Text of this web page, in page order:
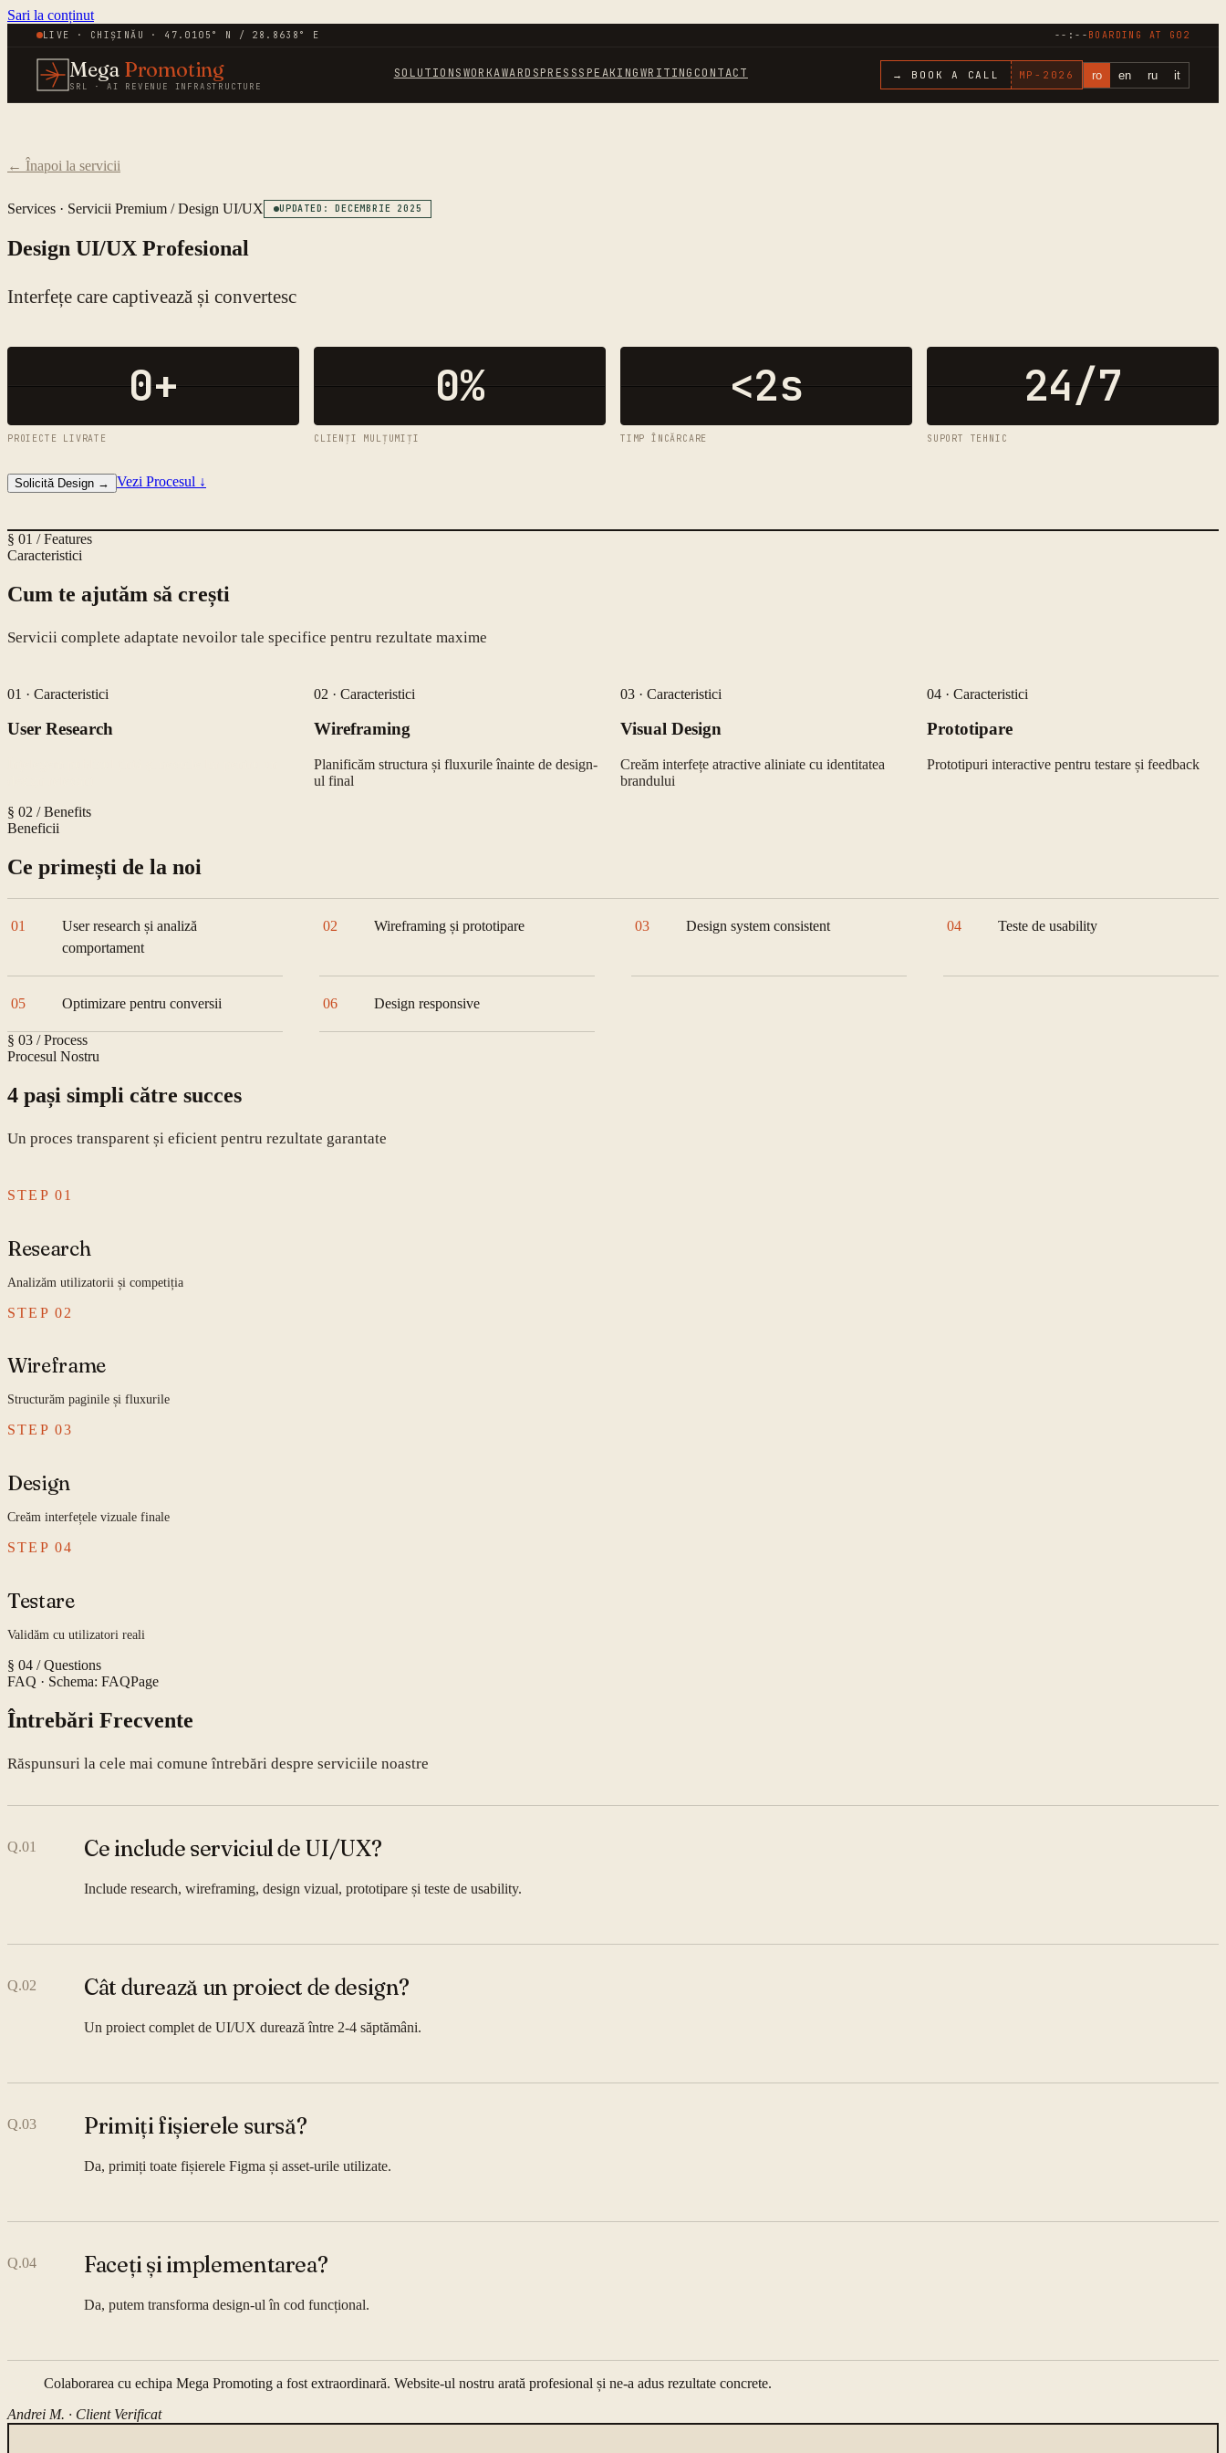
Sari la conținut
LIVE · CHIȘINĂU · 47.0105° N / 28.8638° E --:-- BOARDING AT G02
Mega Promoting
SRL · AI REVENUE INFRASTRUCTURE
SOLUTIONSWORKAWARDSPRESSSPEAKINGWRITING CONTACT → BOOK A CALL MP- 2026 ro en ru it
← Înapoi la servicii
Services · Servicii Premium /Design UI/UX UPDATED: DECEMBRIE 2025
Design UI/UX Profesional
Interfețe care captivează și convertesc
0+
PROIECTE LIVRATE
0%
CLIENȚI MULȚUMIȚI
<2s
TIMP ÎNCĂRCARE
24/7
SUPORT TEHNIC
Solicită Design → Vezi Procesul ↓
§ 01 / Features
Caracteristici
Cum te ajutăm să crești
Servicii complete adaptate nevoilor tale specifice pentru rezultate maxime
01 · Caracteristici
User Research
02 · Caracteristici
Wireframing
Planificăm structura și fluxurile înainte de design-
ul final
03 · Caracteristici
Visual Design
Creăm interfețe atractive aliniate cu identitatea
brandului
04 · Caracteristici
Prototipare
Prototipuri interactive pentru testare și feedback
§ 02 / Benefits
Beneficii
Ce primești de la noi
01
User research și analiză
comportament
02 Wireframing și prototipare 03 Design system consistent 04 Teste de usability
05 Optimizare pentru conversii 06 Design responsive
§ 03 / Process
Procesul Nostru
4 pași simpli către succes
Un proces transparent și eficient pentru rezultate garantate
STEP01
Research
Analizăm utilizatorii și competiția
STEP02
Wireframe
Structurăm paginile și fluxurile
STEP03
Design
Creăm interfețele vizuale finale
STEP04
Testare
Validăm cu utilizatori reali
§ 04 / Questions
FAQ · Schema: FAQPage
Întrebări Frecvente
Răspunsuri la cele mai comune întrebări despre serviciile noastre
Q.01 Ce include serviciul de UI/UX?
Include research, wireframing, design vizual, prototipare și teste de usability.
Q.02 Cât durează un proiect de design?
Un proiect complet de UI/UX durează între 2-4 săptămâni.
Q.03 Primiți fișierele sursă?
Da, primiți toate fișierele Figma și asset-urile utilizate.
Q.04 Faceți și implementarea?
Da, putem transforma design-ul în cod funcțional.
Colaborarea cu echipa Mega Promoting a fost extraordinară. Website-ul nostru arată profesional și ne-a adus rezultate concrete.
Andrei M. · Client Verificat